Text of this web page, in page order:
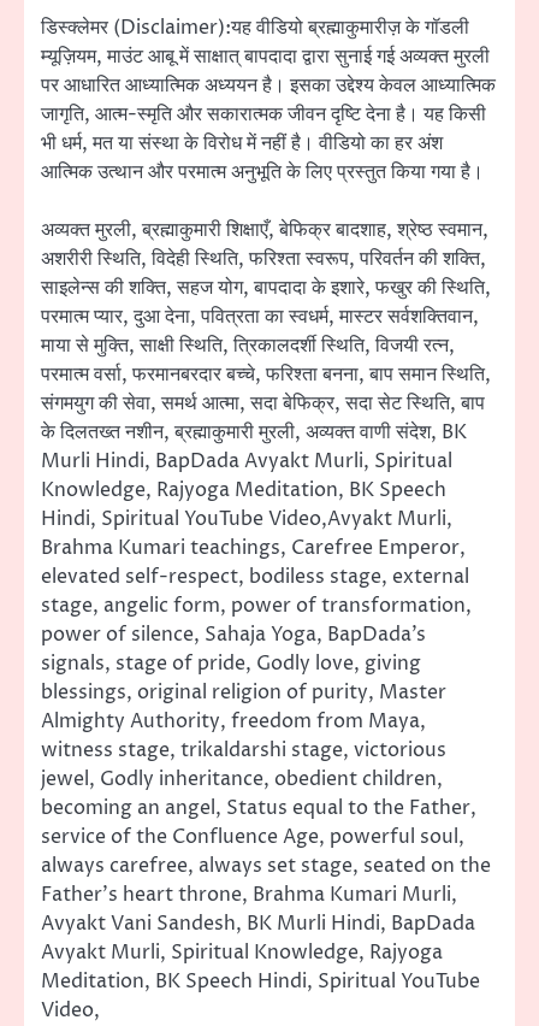
डिस्क्लेमर (Disclaimer):यह वीडियो ब्रह्माकुमारीज़ के गॉडली
म्यूज़ियम, माउंट आबू में साक्षात् बापदादा द्वारा सुनाई गई अव्यक्त मुरली
पर आधारित आध्यात्मिक अध्ययन है। इसका उद्देश्य केवल आध्यात्मिक
जागृति, आत्म-स्मृति और सकारात्मक जीवन दृष्टि देना है। यह किसी
भी धर्म, मत या संस्था के विरोध में नहीं है। वीडियो का हर अंश
आत्मिक उत्थान और परमात्म अनुभूति के लिए प्रस्तुत किया गया है।
अव्यक्त मुरली, ब्रह्माकुमारी शिक्षाएँ, बेफिक्र बादशाह, श्रेष्ठ स्वमान,
अशरीरी स्थिति, विदेही स्थिति, फरिश्ता स्वरूप, परिवर्तन की शक्ति,
साइलेन्स की शक्ति, सहज योग, बापदादा के इशारे, फखुर की स्थिति,
परमात्म प्यार, दुआ देना, पवित्रता का स्वधर्म, मास्टर सर्वशक्तिवान,
माया से मुक्ति, साक्षी स्थिति, त्रिकालदर्शी स्थिति, विजयी रत्न,
परमात्म वर्सा, फरमानबरदार बच्चे, फरिश्ता बनना, बाप समान स्थिति,
संगमयुग की सेवा, समर्थ आत्मा, सदा बेफिक्र, सदा सेट स्थिति, बाप
के दिलतख्त नशीन, ब्रह्माकुमारी मुरली, अव्यक्त वाणी संदेश, BK
Murli Hindi, BapDada Avyakt Murli, Spiritual
Knowledge, Rajyoga Meditation, BK Speech
Hindi, Spiritual YouTube Video,Avyakt Murli,
Brahma Kumari teachings, Carefree Emperor,
elevated self-respect, bodiless stage, external
stage, angelic form, power of transformation,
power of silence, Sahaja Yoga, BapDada’s
signals, stage of pride, Godly love, giving
blessings, original religion of purity, Master
Almighty Authority, freedom from Maya,
witness stage, trikaldarshi stage, victorious
jewel, Godly inheritance, obedient children,
becoming an angel, Status equal to the Father,
service of the Confluence Age, powerful soul,
always carefree, always set stage, seated on the
Father’s heart throne, Brahma Kumari Murli,
Avyakt Vani Sandesh, BK Murli Hindi, BapDada
Avyakt Murli, Spiritual Knowledge, Rajyoga
Meditation, BK Speech Hindi, Spiritual YouTube
Video,